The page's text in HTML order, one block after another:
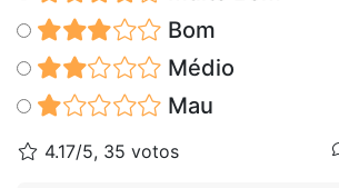
Bom
Médio
Mau
4.17/5, 35 votos